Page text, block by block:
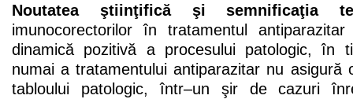
Noutatea ştiinţifică şi semnificaţia
imunocorectorilor în tratamentul
dinamică pozitivă a procesului patologic, în
numai a tratamentului antiparazitar nu asigură
tabloului patologic, într–un şir de cazuri